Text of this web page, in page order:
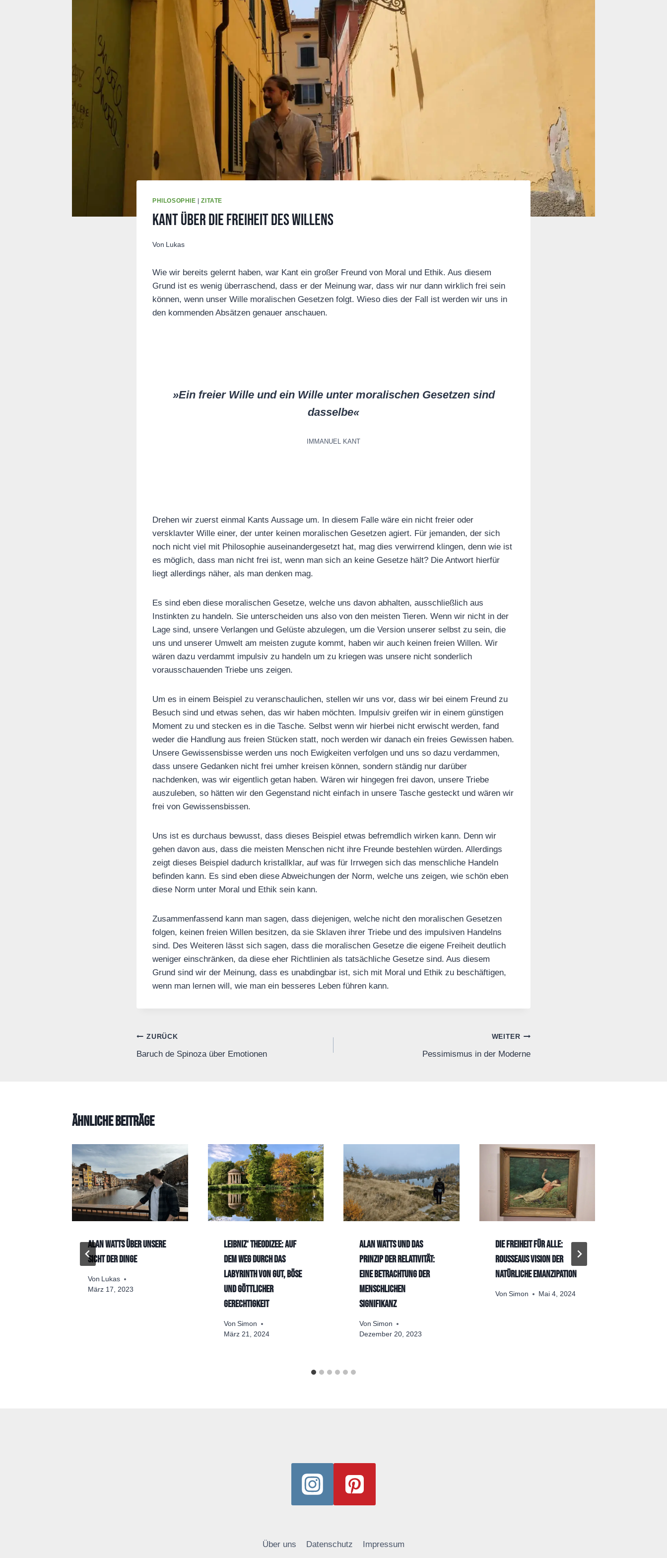
PHILOSOPHIE |ZITATE
Kant über die Freiheit des Willens
Von Lukas
Wie wir bereits gelernt haben, war Kant ein großer Freund von Moral und Ethik. Aus diesem
Grund ist es wenig überraschend, dass er der Meinung war, dass wir nur dann wirklich frei sein
können, wenn unser Wille moralischen Gesetzen folgt. Wieso dies der Fall ist werden wir uns in
den kommenden Absätzen genauer anschauen.
»Ein freier Wille und ein Wille unter moralischen Gesetzen sind
dasselbe«
IMMANUEL KANT
Drehen wir zuerst einmal Kants Aussage um. In diesem Falle wäre ein nicht freier oder
versklavter Wille einer, der unter keinen moralischen Gesetzen agiert. Für jemanden, der sich
noch nicht viel mit Philosophie auseinandergesetzt hat, mag dies verwirrend klingen, denn wie ist
es möglich, dass man nicht frei ist, wenn man sich an keine Gesetze hält? Die Antwort hierfür
liegt allerdings näher, als man denken mag.
Es sind eben diese moralischen Gesetze, welche uns davon abhalten, ausschließlich aus
Instinkten zu handeln. Sie unterscheiden uns also von den meisten Tieren. Wenn wir nicht in der
Lage sind, unsere Verlangen und Gelüste abzulegen, um die Version unserer selbst zu sein, die
uns und unserer Umwelt am meisten zugute kommt, haben wir auch keinen freien Willen. Wir
wären dazu verdammt impulsiv zu handeln um zu kriegen was unsere nicht sonderlich
vorausschauenden Triebe uns zeigen.
Um es in einem Beispiel zu veranschaulichen, stellen wir uns vor, dass wir bei einem Freund zu
Besuch sind und etwas sehen, das wir haben möchten. Impulsiv greifen wir in einem günstigen
Moment zu und stecken es in die Tasche. Selbst wenn wir hierbei nicht erwischt werden, fand
weder die Handlung aus freien Stücken statt, noch werden wir danach ein freies Gewissen haben.
Unsere Gewissensbisse werden uns noch Ewigkeiten verfolgen und uns so dazu verdammen,
dass unsere Gedanken nicht frei umher kreisen können, sondern ständig nur darüber
nachdenken, was wir eigentlich getan haben. Wären wir hingegen frei davon, unsere Triebe
auszuleben, so hätten wir den Gegenstand nicht einfach in unsere Tasche gesteckt und wären wir
frei von Gewissensbissen.
Uns ist es durchaus bewusst, dass dieses Beispiel etwas befremdlich wirken kann. Denn wir
gehen davon aus, dass die meisten Menschen nicht ihre Freunde bestehlen würden. Allerdings
zeigt dieses Beispiel dadurch kristallklar, auf was für Irrwegen sich das menschliche Handeln
befinden kann. Es sind eben diese Abweichungen der Norm, welche uns zeigen, wie schön eben
diese Norm unter Moral und Ethik sein kann.
Zusammenfassend kann man sagen, dass diejenigen, welche nicht den moralischen Gesetzen
folgen, keinen freien Willen besitzen, da sie Sklaven ihrer Triebe und des impulsiven Handelns
sind. Des Weiteren lässt sich sagen, dass die moralischen Gesetze die eigene Freiheit deutlich
weniger einschränken, da diese eher Richtlinien als tatsächliche Gesetze sind. Aus diesem
Grund sind wir der Meinung, dass es unabdingbar ist, sich mit Moral und Ethik zu beschäftigen,
wenn man lernen will, wie man ein besseres Leben führen kann.
Beitrags-
Navigation
ZURÜCK
Baruch de Spinoza über Emotionen
WEITER
Pessimismus in der Moderne
Ähnliche Beiträge
Alan Watts über unsere
Sicht der Dinge
Von Lukas
März 17, 2023
Leibniz‘ Theodizee: Auf
dem Weg durch das
Labyrinth von Gut, Böse
und göttlicher
Gerechtigkeit
Von Simon
März 21, 2024
Alan Watts und das
Prinzip der Relativität:
Eine Betrachtung der
menschlichen
Signifikanz
Von Simon
Dezember 20, 2023
Die Freiheit für alle:
Rousseaus Vision der
natürliche Emanzipation
Von Simon Mai 4, 2024
Über uns Datenschutz Impressum